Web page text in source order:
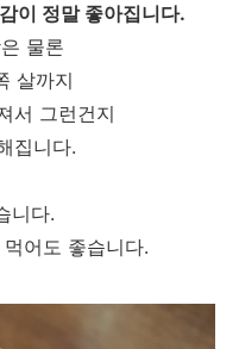
이 정말 좋아집니다.
물론
살까지
서 그런건지
집니다.
니다.
어도 좋습니다.